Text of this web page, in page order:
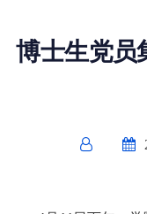
博士生党员